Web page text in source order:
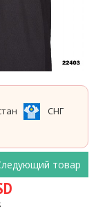
СНГ
товар